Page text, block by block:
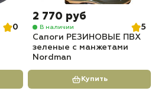
0
2 770 руб
В наличии
5
Сапоги РЕЗИНОВЫЕ ПВХ
зеленые с манжетами
Nordman
Купить